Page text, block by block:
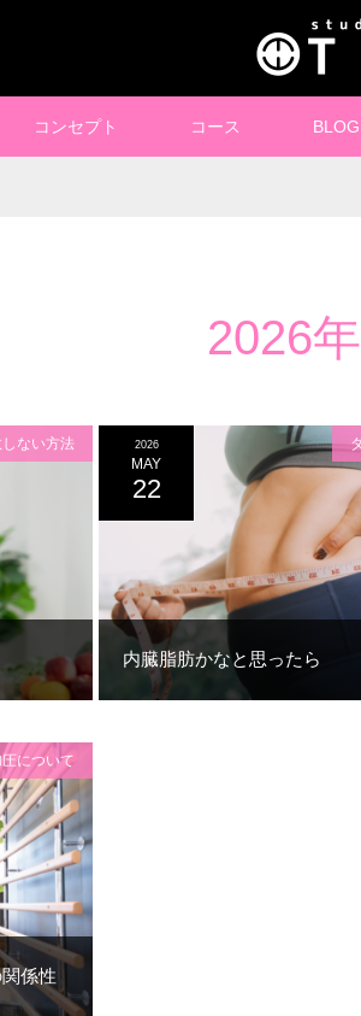
コンセプト コース BLOG
2026
ない方法
内臓脂肪かなと思ったら
2026
MAY
22
係性
圧について